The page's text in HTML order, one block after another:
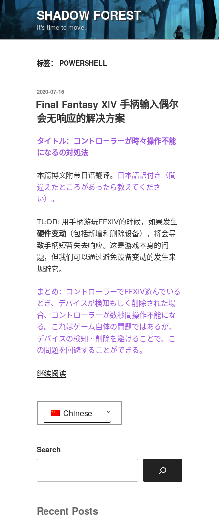
跳
至
内
容
SHADOW FOREST
It's time to move.
标签： POWERSHELL
发
布
于
2020-07-16
Final Fantasy XIV 手柄输入偶尔
会无响应的解决方案
タイトル：コントローラーが時々操作不能
になるの対処法
本篇博文附带日语翻译。 日本語訳付き（間
違えたところがあったら教えてくださ
い）。
TL;DR: 用手柄游玩FFXIV的时候，如果发生
硬件变动（包括新增和删除设备），将会导
致手柄短暂失去响应。这是游戏本身的问
题，但我们可以通过避免设备变动的发生来
规避它。
まとめ：コントローラーでFFXIV遊んでいる
とき、デバイスが検知もしく削除された場
合、コントローラーが数秒間操作不能にな
る。これはゲーム自体の問題ではあるが、
デバイスの検知・削除を避けることで、こ
の問題を回避することができる。
继续阅读“Final
柄
应
Chinese
Search
Recent Posts